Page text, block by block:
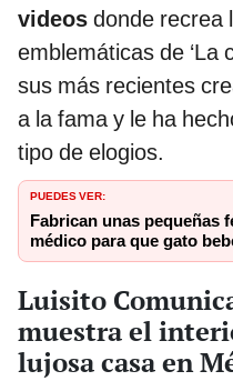
videos donde recrea
emblemáticas de ‘La
sus más recientes
a la fama y le ha
tipo de elogios.
PUEDES VER:
Fabrican unas pequeñas
médico para que gato
Luisito
muestra el
lujosa casa en